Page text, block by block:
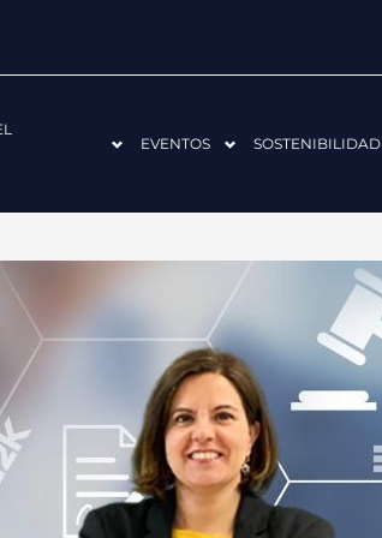
EVENTOS SOSTENIBILIDAD